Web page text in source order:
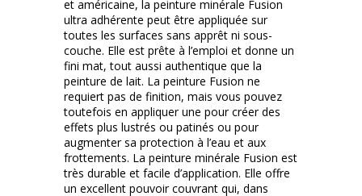
et américaine, la peinture minérale Fusion
ultra adhérente peut être appliquée sur
toutes les surfaces sans apprêt ni sous-
couche. Elle est prête à l’emploi et donne un
fini mat, tout aussi authentique que la
peinture de lait. La peinture Fusion ne
requiert pas de finition, mais vous pouvez
toutefois en appliquer une pour créer des
effets plus lustrés ou patinés ou pour
augmenter sa protection à l’eau et aux
frottements. La peinture minérale Fusion est
très durable et facile d’application. Elle offre
un excellent pouvoir couvrant qui, dans